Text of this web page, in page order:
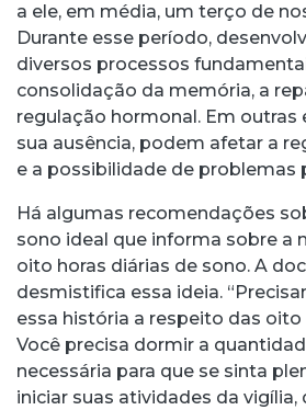
a ele, em média, um terço de
Durante esse período,
diversos processos
consolidação da memória, a
regulação hormonal. Em outras
sua ausência, podem afetar a
e a possibilidade de problemas
Há algumas recomendações
sono ideal que informa sobre a
oito horas diárias de sono. A
desmistifica essa ideia.
essa história a respeito das oito
Você precisa dormir a
necessária para que se sinta
iniciar suas atividades da